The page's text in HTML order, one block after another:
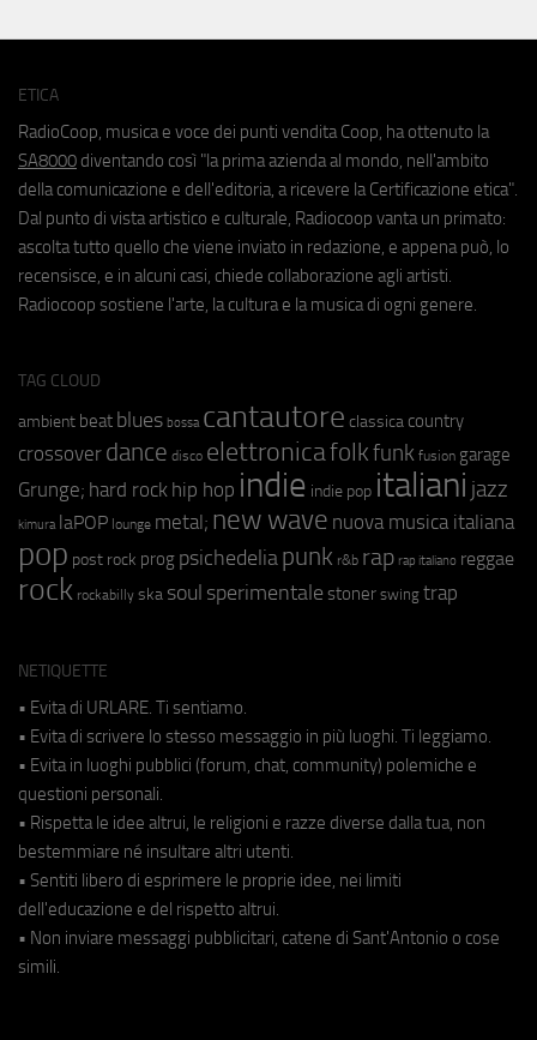
ETICA
RadioCoop, musica e voce dei punti vendita Coop, ha ottenuto la
SA8000 diventando così "la prima azienda al mondo, nell'ambito
della comunicazione e dell'editoria, a ricevere la Certificazione etica".
Dal punto di vista artistico e culturale, Radiocoop vanta un primato:
ascolta tutto quello che viene inviato in redazione, e appena può, lo
recensisce, e in alcuni casi, chiede collaborazione agli artisti.
Radiocoop sostiene l'arte, la cultura e la musica di ogni genere.
TAG CLOUD
ambient beat blues bossa cantautore classica country
crossover dance disco elettronicafolkfunk fusion garage
Grunge; hard rock hip hop indie indie pop italiani jazz
kimura laPOP lounge metal; new wave nuova musica italiana
pop post rock prog psichedeliapunk r&b rap rap italiano reggae
rock rockabilly ska soul sperimentale stoner swing trap
NETIQUETTE
• Evita di URLARE. Ti sentiamo.
• Evita di scrivere lo stesso messaggio in più luoghi. Ti leggiamo.
• Evita in luoghi pubblici (forum, chat, community) polemiche e
questioni personali.
• Rispetta le idee altrui, le religioni e razze diverse dalla tua, non
bestemmiare né insultare altri utenti.
• Sentiti libero di esprimere le proprie idee, nei limiti
dell'educazione e del rispetto altrui.
• Non inviare messaggi pubblicitari, catene di Sant'Antonio o cose
simili.